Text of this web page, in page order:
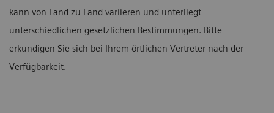
kann von Land zu Land variieren und unterliegt
unterschiedlichen gesetzlichen Bestimmungen. Bitte
erkundigen Sie sich bei Ihrem örtlichen Vertreter nach der
Verfügbarkeit.